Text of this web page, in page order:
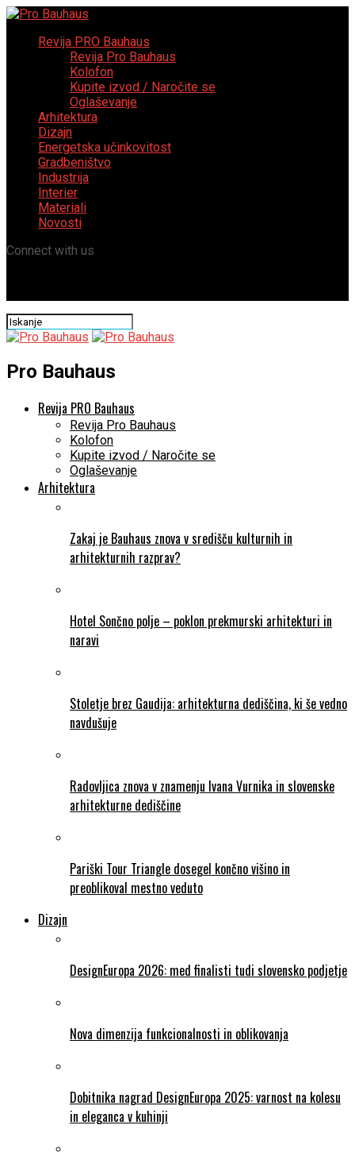
Revija PRO Bauhaus
Revija Pro Bauhaus
Kolofon
Kupite izvod / Naročite se
Oglaševanje
Arhitektura
Dizajn
Energetska učinkovitost
Gradbeništvo
Industrija
Interier
Materiali
Novosti
Connect with us
Pro Bauhaus
Revija PRO Bauhaus
Revija Pro Bauhaus
Kolofon
Kupite izvod / Naročite se
Oglaševanje
Arhitektura
Zakaj je Bauhaus znova v središču kulturnih in
arhitekturnih razprav?
Hotel Sončno polje – poklon prekmurski arhitekturi in
naravi
Stoletje brez Gaudija: arhitekturna dediščina, ki še vedno
navdušuje
Radovljica znova v znamenju Ivana Vurnika in slovenske
arhitekturne dediščine
Pariški Tour Triangle dosegel končno višino in
preoblikoval mestno veduto
Dizajn
DesignEuropa 2026: med finalisti tudi slovensko podjetje
Nova dimenzija funkcionalnosti in oblikovanja
Dobitnika nagrad DesignEuropa 2025: varnost na kolesu
in eleganca v kuhinji